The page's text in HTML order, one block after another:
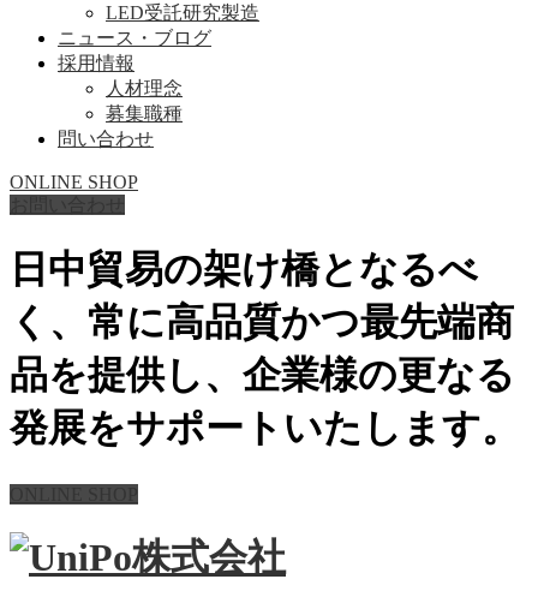
LED受託研究製造
ニュース・ブログ
採用情報
人材理念
募集職種
問い合わせ
ONLINE SHOP
日中貿易の架け橋となるべ
く、常に高品質かつ最先端商
品を提供し、企業様の更なる
発展をサポートいたします。